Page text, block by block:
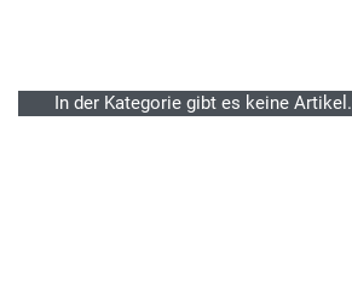
In der Kategorie gibt es keine Artikel.